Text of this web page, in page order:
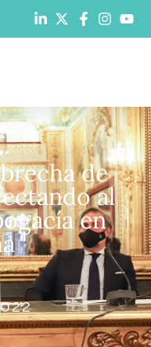
de
al
en